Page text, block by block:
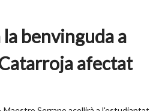
benvinguda a
afectat